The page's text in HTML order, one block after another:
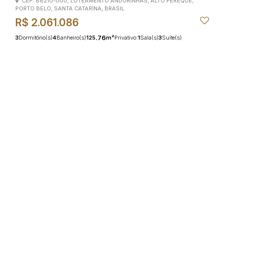
R$ 2.061.086
PORTO BELO SANTA CATARINA BRASIL
3Dormitório(s)4Banheiro(s) Privativo:
125.76m² 1Sala(s)3Suíte(s)